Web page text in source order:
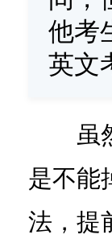
他考
英文
虽然
是不能
法，提